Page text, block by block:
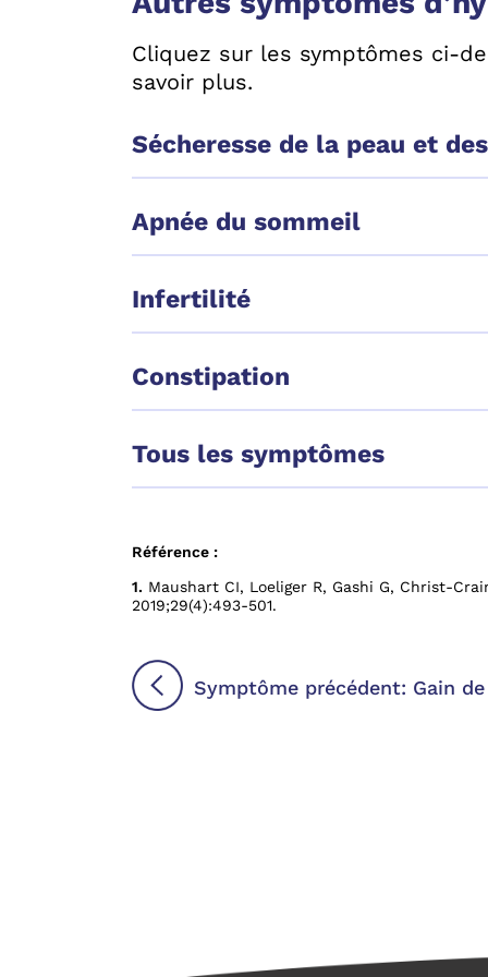
Cliquez sur les symptômes ci-
savoir plus.
Sécheresse de la peau et
Apnée du sommeil
Infertilité
Constipation
Tous les symptômes
Référence :
1. Maushart CI, Loeliger R, Gashi G, Christ-
2019;29(4):493-501.
Symptôme précédent: Gain